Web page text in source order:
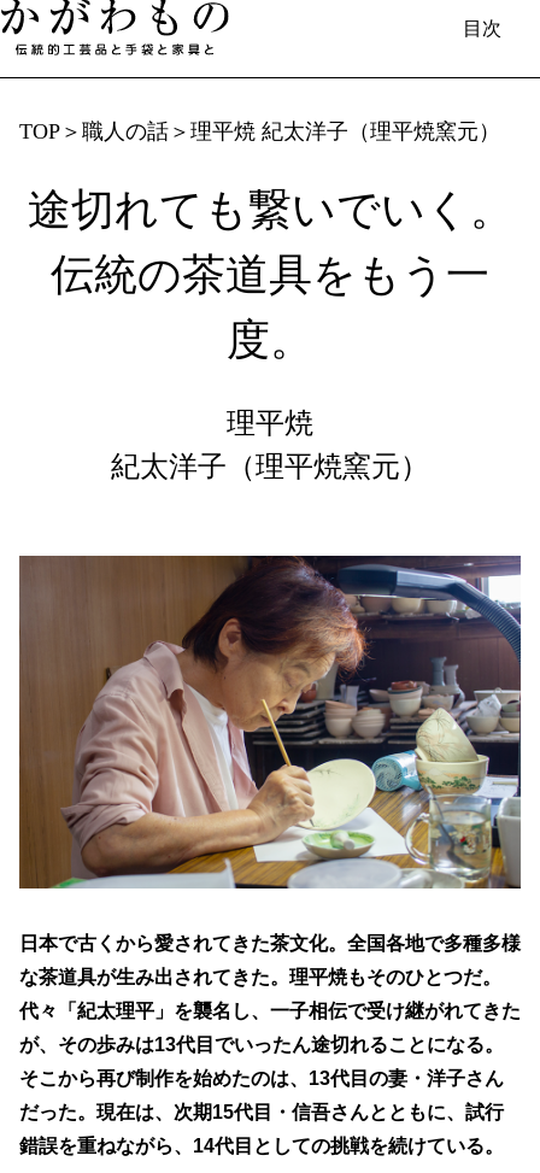
目次
日本語 English 中国（简体）
中國（繁體）
Français
한국 Deutsch
香川で​生まれる​もの
伝統的工芸品と​手袋と​家具／伝統工芸士​
（製造事業者）の​紹介
丸亀うちわ
菓子木型
欄間彫刻
組手障子
志度桐下駄
香川竹細工
一閑張・一貫張
竹一刀彫
讃岐提灯
古式畳
打出し銅器
庵治産地石製品
鷲ノ山石工品
豊島石灯籠
讃岐鍛冶製品
左官鏝
讃岐鋳造品
岡本焼
理平焼
保多織
讃岐装飾瓦
神懸焼
金糸銀糸装飾刺繍
節句人形
手描き鯉のぼり
張子虎
讃岐かがり手まり
高松張子
高松嫁入人形
手袋
家具
TOP ＞ 職人の話 ＞ 理平焼 紀太洋子（理平焼窯元）
途切れても繋いでいく。
伝統の茶道具をもう一
度。
理平焼
紀太洋子（理平焼窯元）
日本で古くから愛されてきた茶文化。全国各地で多種多様
な茶道具が生み出されてきた。理平焼もそのひとつだ。
代々「紀太理平」を襲名し、一子相伝で受け継がれてきた
が、その歩みは13代目でいったん途切れることになる。
そこから再び制作を始めたのは、13代目の妻・洋子さん
だった。現在は、次期15代目・信吾さんとともに、試行
錯誤を重ねながら、14代目としての挑戦を続けている。